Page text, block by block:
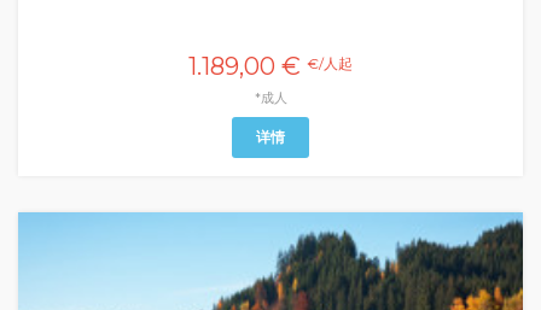
1.189,00 € €/人起
*成人
详情